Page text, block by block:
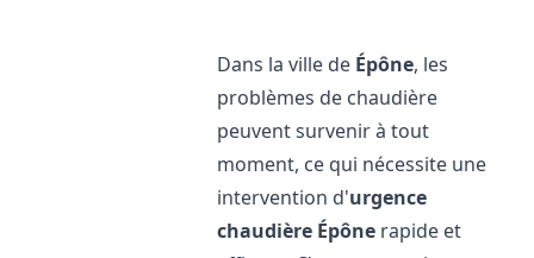
Dans la ville de Épône, les
problèmes de chaudière
peuvent survenir à tout
moment, ce qui nécessite une
intervention d'urgence
chaudière Épône rapide et